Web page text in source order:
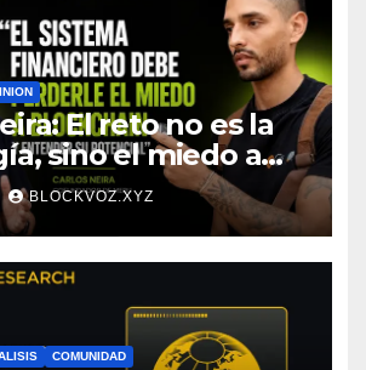
El reto no es la
sino el miedo a
BLOCKVOZ.XYZ
COMUNIDAD